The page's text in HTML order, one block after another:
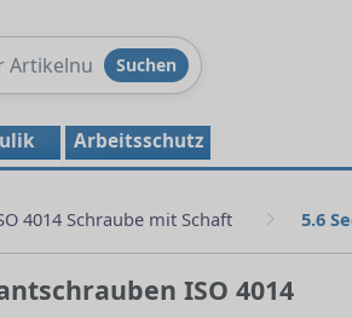
Suchen
Arbeitsschutz
4014 Schraube mit Schaft 5.6
ISO 4014